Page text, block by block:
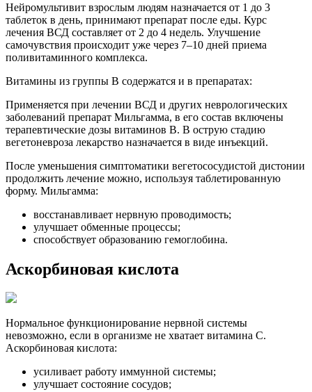
Нейромультивит взрослым людям назначается от 1 до 3
таблеток в день, принимают препарат после еды. Курс
лечения ВСД составляет от 2 до 4 недель. Улучшение
самочувствия происходит уже через 7–10 дней приема
поливитаминного комплекса.
Витамины из группы В содержатся и в препаратах:
Применяется при лечении ВСД и других неврологических
заболеваний препарат Мильгамма, в его состав включены
терапевтические дозы витаминов В. В острую стадию
вегетоневроза лекарство назначается в виде инъекций.
После уменьшения симптоматики вегетососудистой дистонии
продолжить лечение можно, используя таблетированную
форму. Мильгамма:
восстанавливает нервную проводимость;
улучшает обменные процессы;
способствует образованию гемоглобина.
Аскорбиновая кислота
Нормальное функционирование нервной системы
невозможно, если в организме не хватает витамина С.
Аскорбиновая кислота:
усиливает работу иммунной системы;
улучшает состояние сосудов;